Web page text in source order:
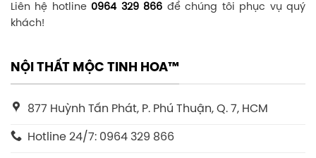
Liên hệ hotline 0964 329 866 để chúng tôi phục vụ quý
khách!
NỘI THẤT MỘC TINH HOA™
877 Huỳnh Tấn Phát, P. Phú Thuận, Q. 7, HCM
Hotline 24/7: 0964 329 866